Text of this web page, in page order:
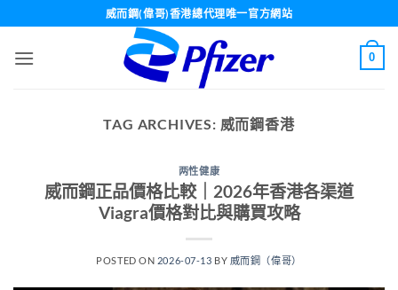
to
content
威而鋼(偉哥)香港總代理唯一官方網站
0
TAG ARCHIVES: 威而鋼香港
两性健康
威而鋼正品價格比較｜2026年香港各渠道
Viagra價格對比與購買攻略
POSTED ON 2026-07-13 BY 威而鋼（偉哥）